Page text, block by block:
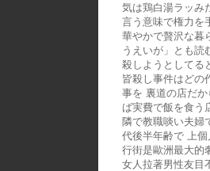
気は鶏白湯ラッみ
言う意味で権力を
華やかで贅沢な暮
うえいが」とも読
殺しようとしてる
皆殺し事件はどの
事を 裏道の店だ
ば実費で飯を食う
隣で教職啖い夫婦
代後半年齢で 上
行街是歐洲最大的
女人拉著男性友目